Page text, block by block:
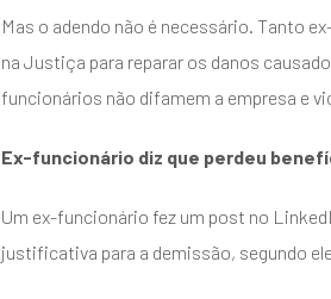
Mas o adendo não é necessário. Tanto
na Justiça para reparar os danos
funcionários não difamem a empresa e
Ex-funcionário diz que perdeu
Um ex-funcionário fez um post no
justificativa para a demissão, segundo